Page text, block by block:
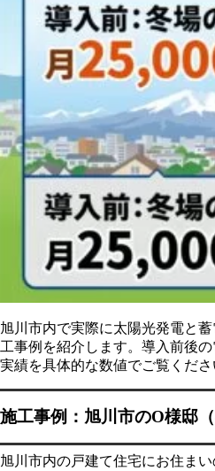
旭川市内で実際に太陽光発電と
工事例を紹介します。導入前後
実績を具体的な数値でご覧くださ
施工事例：旭川市のO様邸（
旭川市内の戸建て住宅にお住ま